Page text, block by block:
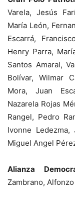
Varela, Jesús
María León,
Escarrá,
Henry Parra,
Santos Amaral,
Bolívar, Wilmar
Mora, Juan
Nazarela Rojas
Rangel, Pedro
Ivonne Ledezma,
Miguel Angel
Alianza
Zambrano,